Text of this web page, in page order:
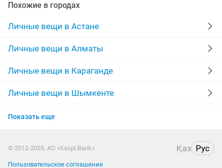
платья размер 50 короны
бад новые вещи сапоги 38
ночью черные туфли
кератин французский
Похожие в городах
Личные вещи в Астане
Личные вещи в Алматы
Личные вещи в Караганде
Личные вещи в Шымкенте
Личные вещи в Усть-Каменогорске
Личные вещи в Костанае
Показать еще
© 2012-2026, АО «Kaspi Bank» Қаз Рус
Пользовательское соглашение